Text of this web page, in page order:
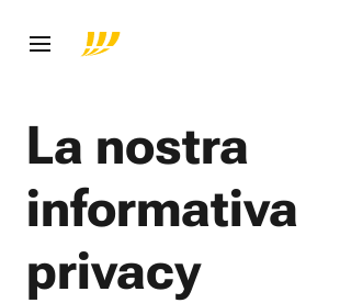
La nostra
informativa
privacy